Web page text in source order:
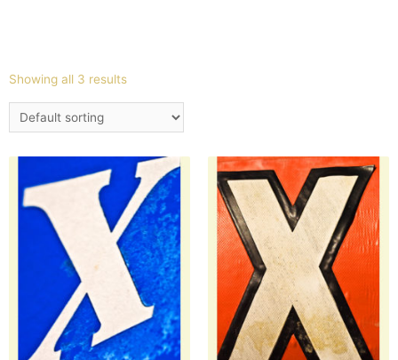
Showing all 3 results